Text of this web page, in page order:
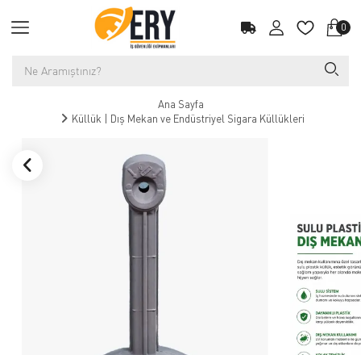
0
Ana Sayfa
Küllük | Dış Mekan ve Endüstriyel Sigara Küllükleri